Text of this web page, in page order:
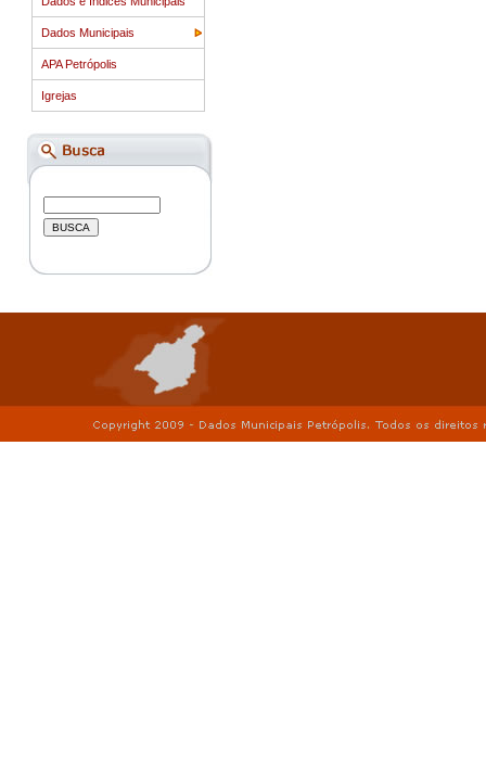
Dados Municipais
APA Petrópolis
Igrejas